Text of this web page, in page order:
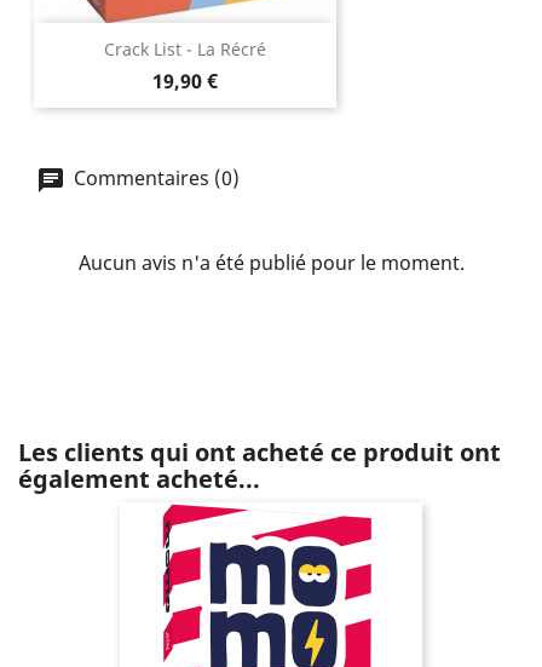
Crack List - La Récré
Prix
19,90 €
Commentaires (0)
Aucun avis n'a été publié pour le moment.
Les clients qui ont acheté ce produit ont
également acheté...